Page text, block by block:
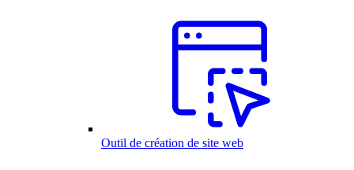
Outil de création de site web